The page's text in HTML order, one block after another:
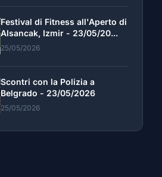
Festival di Fitness all'Aperto di
Alsancak, Izmir - 23/05/20...
25/05/2026
Scontri con la Polizia a
Belgrado - 23/05/2026
25/05/2026